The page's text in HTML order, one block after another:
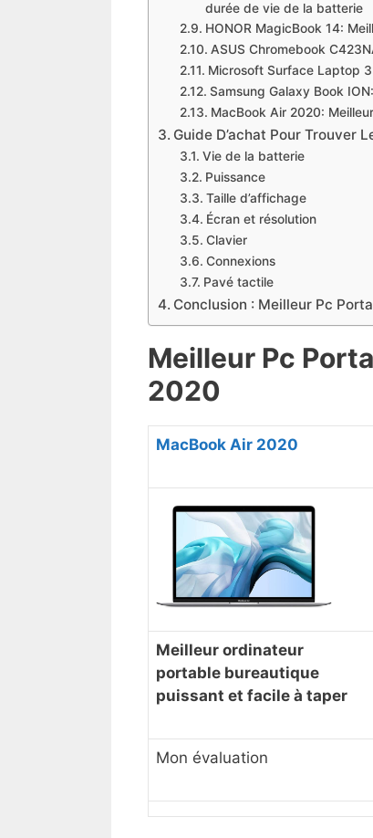
durée de vie de la batterie
​HONOR MagicBook 14:
​ASUS Chromebook
Microsoft Surface Laptop
​Samsung Galaxy Book
​MacBook Air 2020:
Guide D’achat Pour Trouver
Vie de la batterie
Puissance
Taille d’affichage
Écran et résolution
Clavier
Connexions
Pavé tactile
Conclusion : Meilleur Pc
Meilleur Pc
2020
MacBook Air 2020
Meilleur ordinateur
portable bureautique
puissant et facile à taper
Mon évaluation